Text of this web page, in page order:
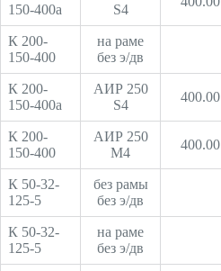
150-400а
S4
К 200-
150-400
на раме
без э/дв
К 200-
150-400а
АИР 250
S4
400.00
К 200-
150-400
АИР 250
М4
400.00
К 50-32-
125-5
без рамы
без э/дв
К 50-32-
125-5
на раме
без э/дв